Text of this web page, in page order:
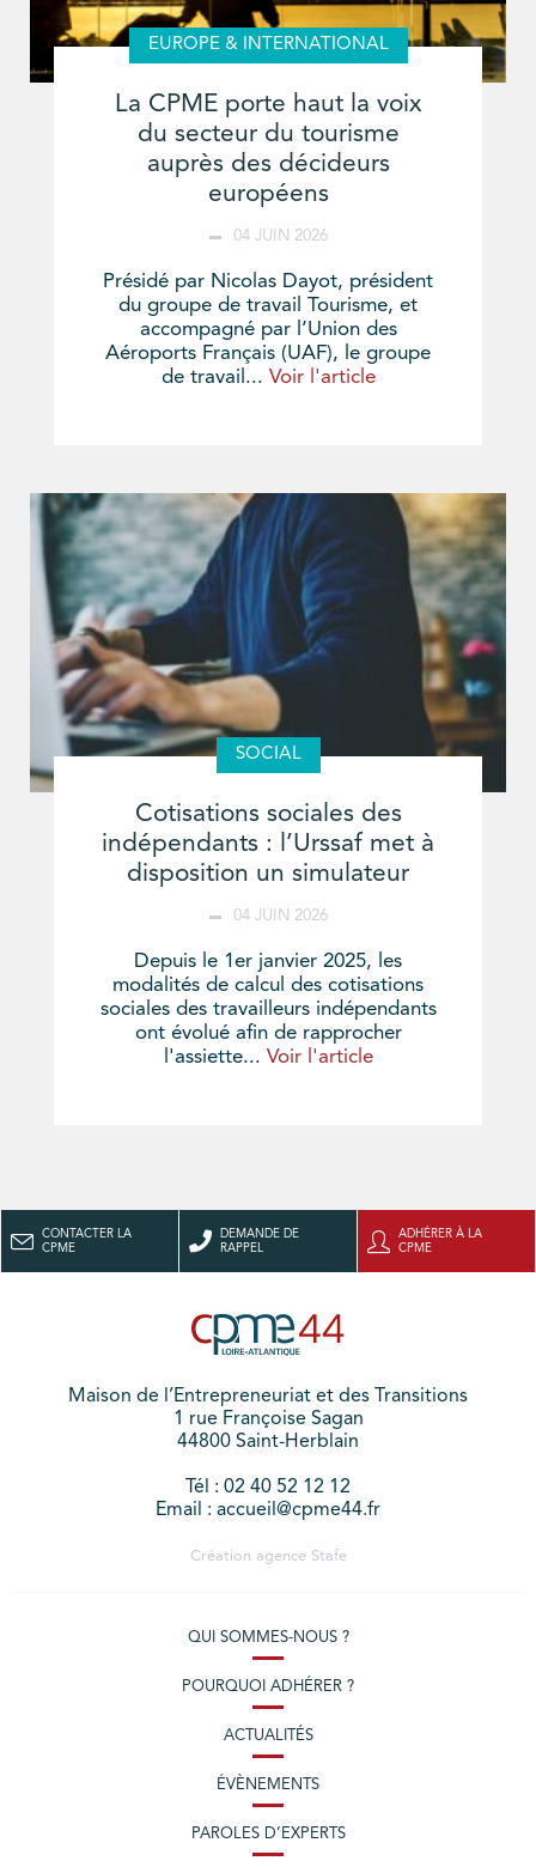
EUROPE & INTERNATIONAL
La CPME porte haut la voix
du secteur du tourisme
auprès des décideurs
européens
04 JUIN 2026
Présidé par Nicolas Dayot, président
du groupe de travail Tourisme, et
accompagné par l’Union des
Aéroports Français (UAF), le groupe
de travail... Voir l'article
SOCIAL
Cotisations sociales des
indépendants : l’Urssaf met à
disposition un simulateur
04 JUIN 2026
Depuis le 1er janvier 2025, les
modalités de calcul des cotisations
sociales des travailleurs indépendants
ont évolué afin de rapprocher
l'assiette... Voir l'article
CONTACTER LA
CPME
DEMANDE DE
RAPPEL
ADHÉRER À LA
CPME
Maison de l’Entrepreneuriat et des Transitions
1 rue Françoise Sagan
44800 Saint-Herblain
Tél : 02 40 52 12 12
Email : accueil@cpme44.fr
Création agence Stafe
QUI SOMMES-NOUS ?
POURQUOI ADHÉRER ?
ACTUALITÉS
ÉVÈNEMENTS
PAROLES D’EXPERTS